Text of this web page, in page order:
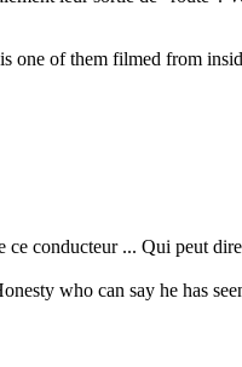
one of them filmed from
ce conducteur ... Qui peut
who can say he has